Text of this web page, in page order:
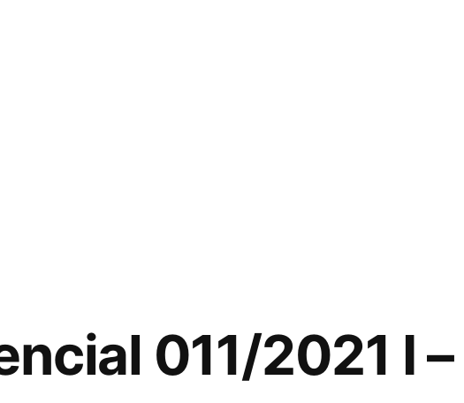
011/2021 I –